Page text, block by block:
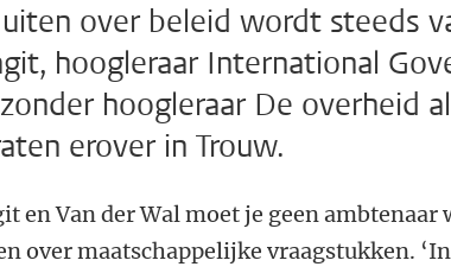
over beleid wordt steeds
hoogleraar International
hoogleraar De overheid
erover in Trouw.
en Van der Wal moet je geen ambtenaar
over maatschappelijke vraagstukken.